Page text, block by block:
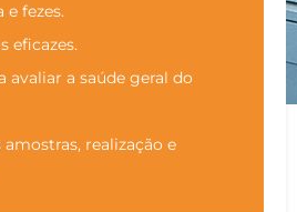
e fezes.
eficazes.
avaliar a saúde geral do
realização e